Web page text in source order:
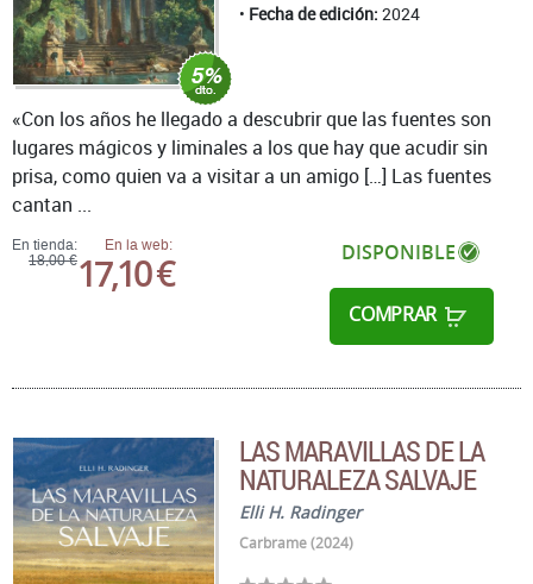
Fecha de edición: 2024
En tienda:
18,00 €
En la web:
17,10 € DISPONIBLE
COMPRAR
«Con los años he llegado a descubrir que las fuentes son
lugares mágicos y liminales a los que hay que acudir sin
prisa, como quien va a visitar a un amigo […] Las fuentes
cantan ...
LAS MARAVILLAS DE LA
NATURALEZA SALVAJE
Elli H. Radinger
Carbrame (2024)